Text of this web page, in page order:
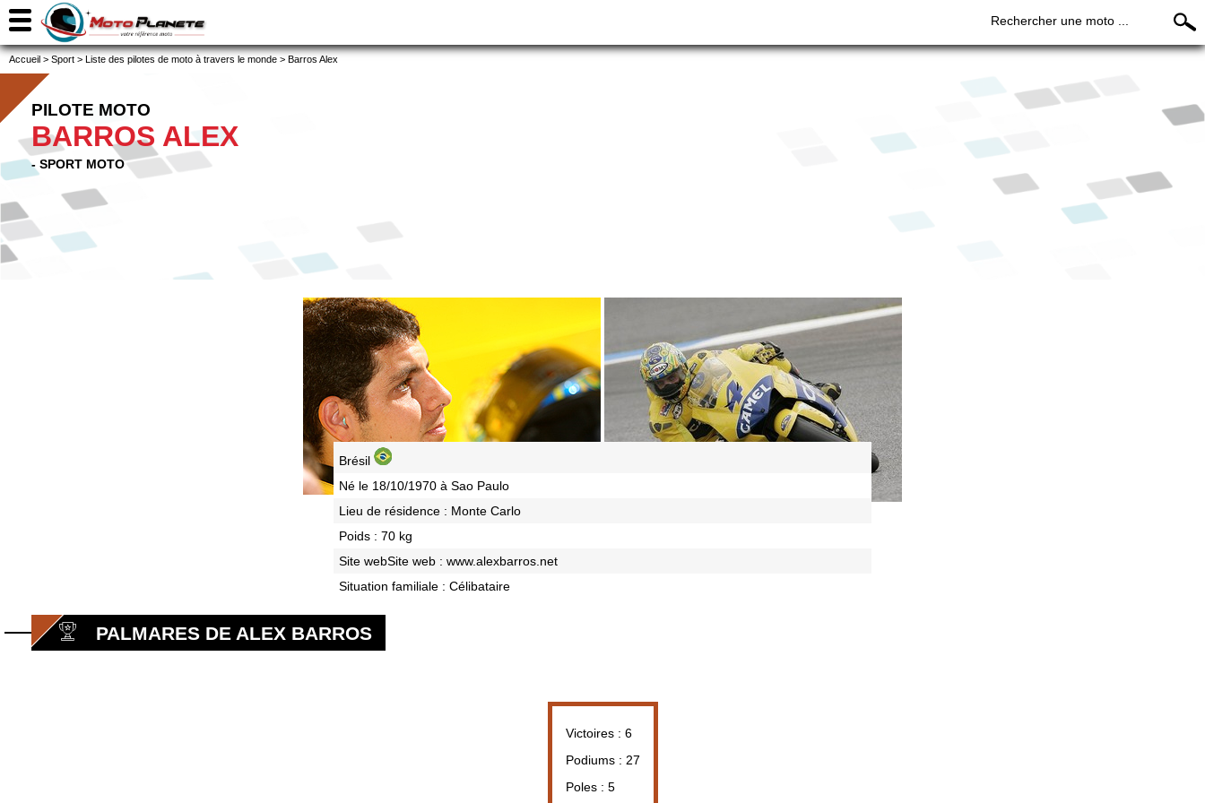
Rechercher une moto ...
Accueil > Sport > Liste des pilotes de moto à travers le monde > Barros Alex
PILOTE MOTO
BARROS ALEX
- SPORT MOTO
Brésil
Né le 18/10/1970 à Sao Paulo
Lieu de résidence : Monte Carlo
Poids : 70 kg
Site webSite web : www.alexbarros.net
Situation familiale : Célibataire
PALMARES DE ALEX BARROS
Victoires : 6
Podiums : 27
Poles : 5